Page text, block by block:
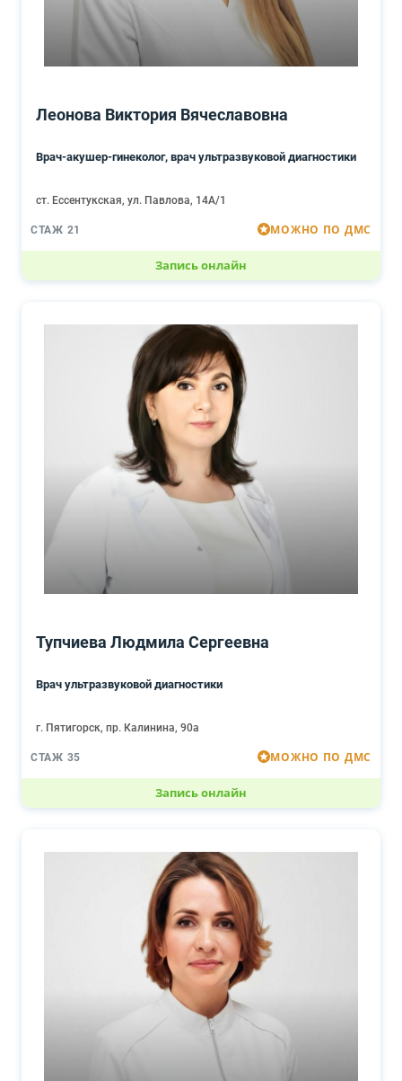
Леонова Виктория Вячеславовна
Врач-акушер-гинеколог, врач ультразвуковой диагностики
ст. Ессентукская, ул. Павлова, 14А/1
СТАЖ 21 МОЖНО ПО ДМС
Запись онлайн
Тупчиева Людмила Сергеевна
Врач ультразвуковой диагностики
г. Пятигорск, пр. Калинина, 90а
СТАЖ 35 МОЖНО ПО ДМС
Запись онлайн